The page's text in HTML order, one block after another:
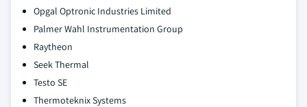
Opgal Optronic Industries Limited
Palmer Wahl Instrumentation Group
Raytheon
Seek Thermal
Testo SE
Thermoteknix Systems